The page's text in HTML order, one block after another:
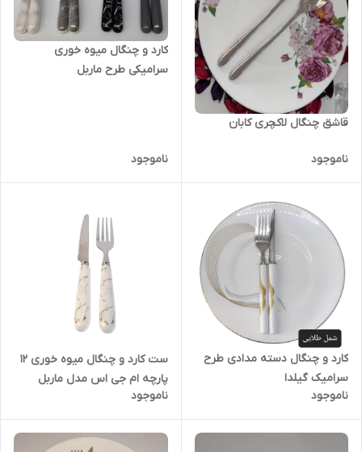
قاشق چنگال لاکچری کابان
ناموجود
کارد و چنگال میوه خوری
سرامیکی طرح ماربل
ناموجود
کارد و چنگال دسته مدادی طرح
سرامیک گیلدا
ناموجود
ست کارد و چنگال میوه خوری 12
پارچه ام جی اس مدل ماربل
ناموجود